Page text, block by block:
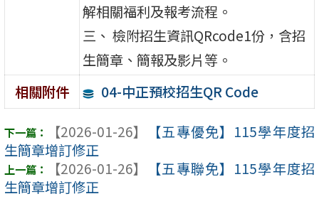
解相關福利及報考流程。
三、 檢附招生資訊QRcode1份，含招
生簡章、簡報及影片等。
相關附件
04-中正預校招生QR Code
【2026-01-26】
【五專優免】115學年度招
生簡章增訂修正
【2026-01-26】
【五專聯免】115學年度招
生簡章增訂修正